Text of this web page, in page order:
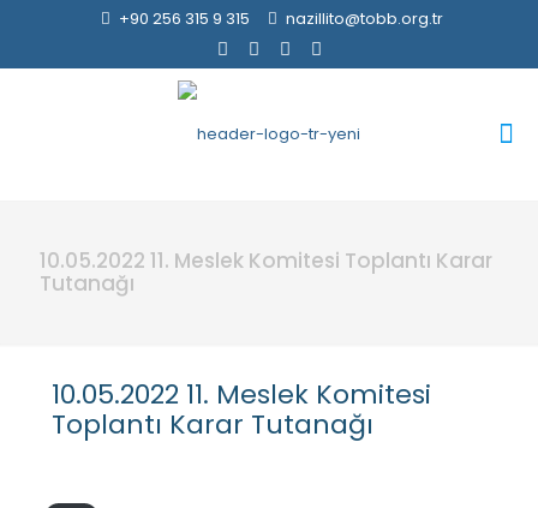
+90 256 315 9 315 nazillito@tobb.org.tr
10.05.2022 11. Meslek Komitesi Toplantı Karar
Tutanağı
10.05.2022 11. Meslek Komitesi
Toplantı Karar Tutanağı